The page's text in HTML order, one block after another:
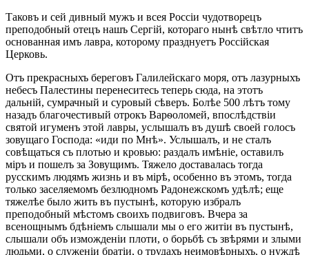
Таковъ и сей дивный мужъ и всея Россіи чудотворецъ
преподобный отецъ нашъ Сергій, котораго нынѣ свѣтло чтитъ
основанная имъ лавра, которому празднуетъ Россійская
Церковь.
Отъ прекрасныхъ береговъ Галилейскаго моря, отъ лазурныхъ
небесъ Палестины перенеситесь теперь сюда, на этотъ
дальній, сумрачный и суровый сѣверъ. Болѣе 500 лѣтъ тому
назадъ благочестивый отрокъ Варѳоломей, впослѣдствіи
святой игуменъ этой лавры, услышалъ въ душѣ своей голосъ
зовущаго Господа: «иди по Мнѣ». Услышалъ, и не сталъ
совѣщаться съ плотью и кровью: раздалъ имѣніе, оставилъ
міръ и пошелъ за Зовущимъ. Тяжело доставалась тогда
русскимъ людямъ жизнь и въ мірѣ, особенно въ этомъ, тогда
только заселяемомъ безлюдномъ Радонежскомъ удѣлѣ; еще
тяжелѣе было жить въ пустынѣ, которую избралъ
преподобный мѣстомъ своихъ подвиговъ. Вчера за
всенощнымъ бдѣніемъ слышали мы о его житіи въ пустынѣ,
слышали объ изможденіи плоти, о борьбѣ съ звѣрями и злыми
людьми, о служеніи братіи, о трудахъ неимовѣрныхъ, о нуждѣ